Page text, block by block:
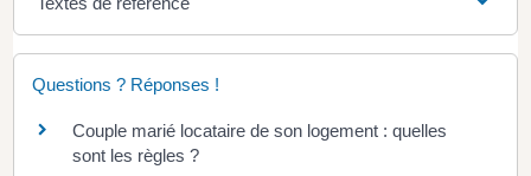
Questions ? Réponses !
Couple marié locataire de son logement : quelles
sont les règles ?